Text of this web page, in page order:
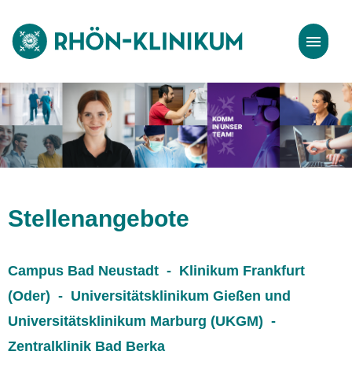
Stellenangebote
Bewerbungstipps
Stellenangebote
Campus Bad Neustadt - Klinikum Frankfurt
(Oder) - Universitätsklinikum Gießen und
Universitätsklinikum Marburg (UKGM) -
Zentralklinik Bad Berka